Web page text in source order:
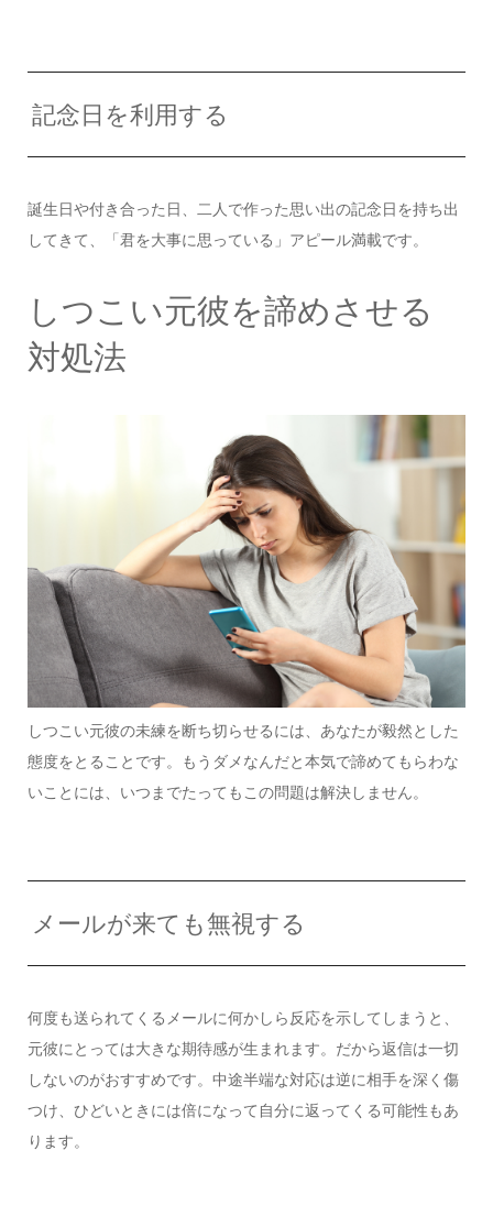
記念日を利用する
誕生日や付き合った日、二人で作った思い出の記念日を持ち出
してきて、「君を大事に思っている」アピール満載です。
しつこい元彼を諦めさせる
対処法
しつこい元彼の未練を断ち切らせるには、あなたが毅然とした
態度をとることです。もうダメなんだと本気で諦めてもらわな
いことには、いつまでたってもこの問題は解決しません。
メールが来ても無視する
何度も送られてくるメールに何かしら反応を示してしまうと、
元彼にとっては大きな期待感が生まれます。だから返信は一切
しないのがおすすめです。中途半端な対応は逆に相手を深く傷
つけ、ひどいときには倍になって自分に返ってくる可能性もあ
ります。